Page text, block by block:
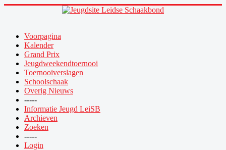
Voorpagina
Kalender
Grand Prix
Jeugdweekendtoernooi
Toernooiverslagen
Schoolschaak
Overig Nieuws
-----
Informatie Jeugd LeiSB
Archieven
Zoeken
-----
Login